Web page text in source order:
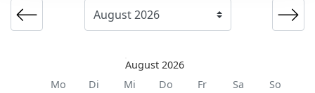
August 2026
Mo
Di Mi Do Fr Sa
So